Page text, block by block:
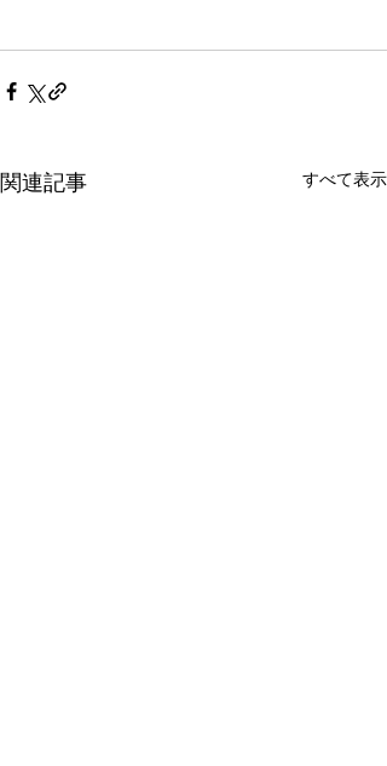
関連記事 すべて表示